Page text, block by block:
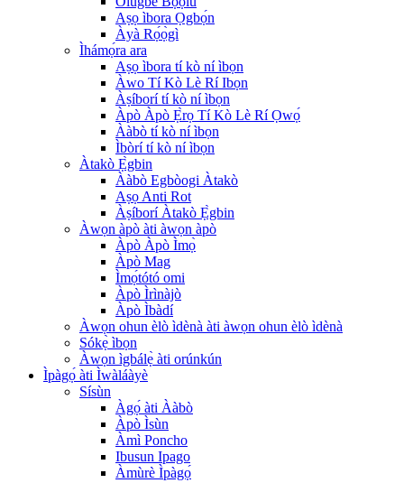
Aṣọ ìbora Ọgbọ́n
Àyà Rọ́ọ̀gì
Ìhámọ́ra ara
Aṣọ ìbora tí kò ní ìbọn
Àwo Tí Kò Lè Rí Ibọn
Àṣíborí tí kò ní ìbọn
Àpò Àpò Ẹ̀rọ Tí Kò Lè Rí Ọwọ́
Ààbò tí kò ní ìbọn
Ìbòrí tí kò ní ìbọn
Àtakò Ẹ̀gbin
Ààbò Egbòogi Àtakò
Aṣọ Anti Rot
Àṣíborí Àtakò Ẹ̀gbin
Àwọn àpò àti àwọn àpò
Àpò Àpò Ìmọ̀
Àpò Mag
Ìmọ́tótó omi
Àpò Ìrìnàjò
Àpò Ìbàdí
Àwọn ohun èlò ìdènà àti àwọn ohun èlò ìdènà
Sókẹ̀ ìbọn
Àwọn ìgbálẹ̀ àti orúnkún
Ìpàgọ́ àti Ìwàláàyè
Sísùn
Àgọ́ àti Ààbò
Àpò Ìsùn
Àmì Poncho
Ibusun Ipago
Àmùrè Ìpàgọ́